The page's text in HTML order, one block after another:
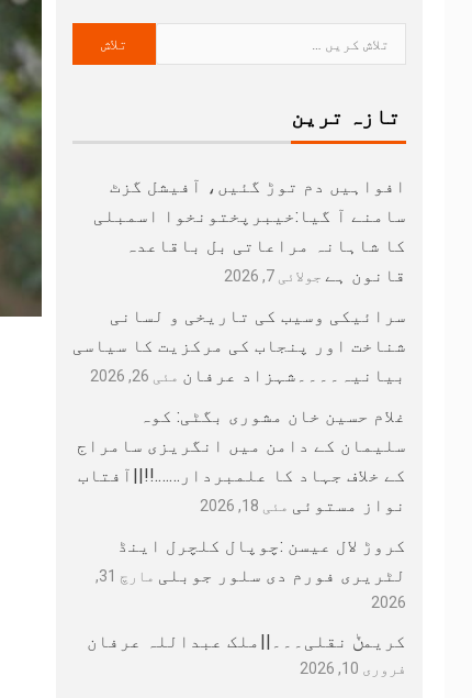
تازہ ترین
افواہیں دم توڑ گئیں، آفیشل گزٹ
سامنے آ گیا:خیبرپختونخوا اسمبلی
کا شاہانہ مراعاتی بل باقاعدہ
قانون ہے جولائی 7, 2026
سرائیکی وسیب کی تاریخی و لسانی
شناخت اور پنجاب کی مرکزیت کا سیاسی
بیانیہ۔۔۔۔شہزاد عرفان مئی 26, 2026
غلام حسین خان مشوری بگٹی: کوہ
سلیمان کے دامن میں انگریزی سامراج
کے خلاف جہاد کا علمبردار…….!!||آفتاب
نواز مستوئی مئی 18, 2026
کروڑ لال عیسن :چوپال کلچرل اینڈ
لٹریری فورم دی سلور جوبلی
مارچ 31,
2026
کریمݨ نقلی۔۔۔||ملک عبداللہ عرفان
فروری 10, 2026